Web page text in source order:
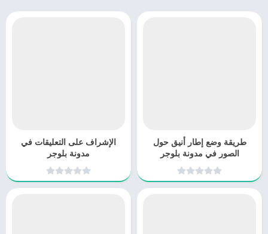
طريقة وضع إطار أنيق حول
الصور في مدونة بلوجر
الإشراف على التعليقات في
مدونة بلوجر